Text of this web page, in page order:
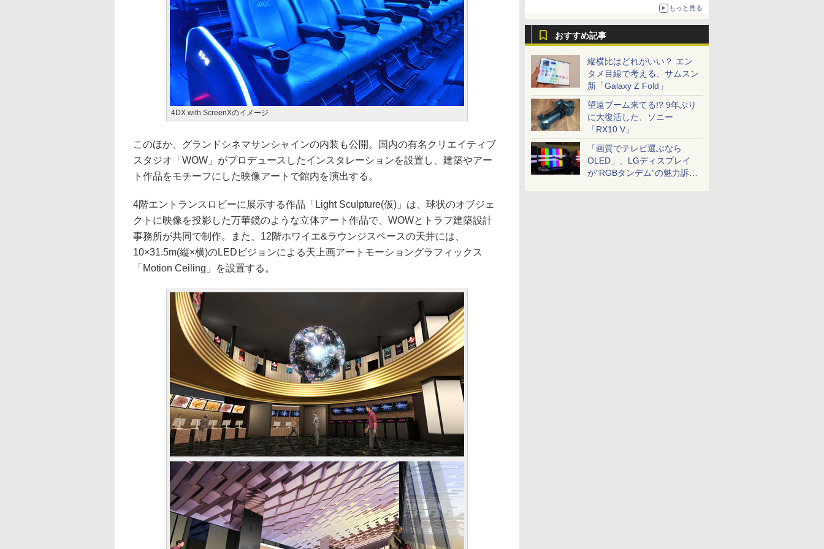
もっと見る
おすすめ記事
縦横比はどれがいい？ エン
タメ目線で考える、サムスン
新「Galaxy Z Fold」
望遠ブーム来てる!? 9年ぶり
に大復活した、ソニー
「RX10 V」
「画質でテレビ選ぶなら
OLED」、LGディスプレイ
が“RGBタンデム”の魅力訴
4DX with ScreenXのイメージ
このほか、グランドシネマサンシャインの内装も公開。国内の有名クリエイティブ
スタジオ「WOW」がプロデュースしたインスタレーションを設置し、建築やアー
ト作品をモチーフにした映像アートで館内を演出する。
4階エントランスロビーに展示する作品「Light Sculpture(仮)」は、球状のオブジェ
クトに映像を投影した万華鏡のような立体アート作品で、WOWとトラフ建築設計
事務所が共同で制作。また、12階ホワイエ&ラウンジスペースの天井には、
10×31.5m(縦×横)のLEDビジョンによる天上画アートモーショングラフィックス
「Motion Ceiling」を設置する。